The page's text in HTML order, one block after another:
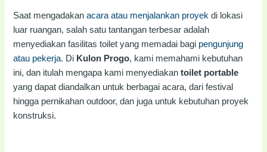
Saat mengadakanacara atau menjalankan proyek di lokasi
luar ruangan, salah satu tantangan terbesar adalah
menyediakan fasilitas toilet yang memadai bagi pengunjung
atau pekerja. Di Kulon Progo, kami memahami kebutuhan
ini, dan itulah mengapa kami menyediakantoilet portable
yang dapat diandalkan untuk berbagai acara, dari festival
hingga pernikahan outdoor, dan juga untuk kebutuhan proyek
konstruksi.